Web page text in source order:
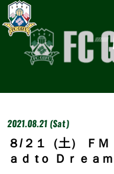
2021.08.21 (Sat)
８/２１（土） Ｆ
ａｄ tｏ Ｄｒｅａｍ